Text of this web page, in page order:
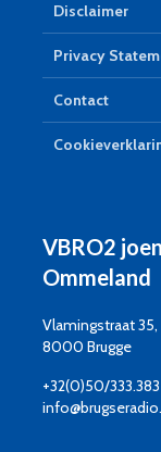
Disclaimer
Privacy
Contact
VBRO2
Ommeland
Vlamingstraat 35,
8000 Brugge
+32(0)50/333.383